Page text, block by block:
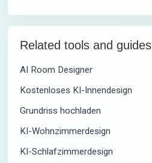
Related tools and guides
AI Room Designer
Kostenloses KI-Innendesign
Grundriss hochladen
KI-Wohnzimmerdesign
KI-Schlafzimmerdesign